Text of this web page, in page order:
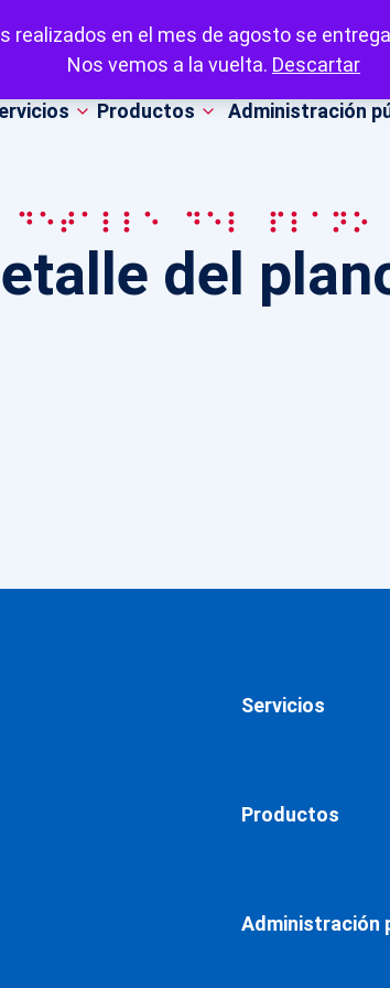
en el mes de agosto se
Nos vemos a la vuelta. Descartar
Productos Administración
detalle del plano
del
Servicios
Productos
Administración